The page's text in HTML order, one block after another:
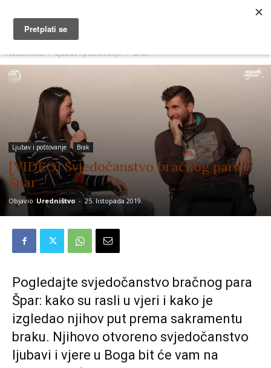
MUŽEVNI BUDITE
Naslovnica Ljubav i poštovanje Brak
Ljubav i poštovanje Brak
[VIDEO] Svjedočanstvo bračnog para
Špar
Objavio Uredništvo - 25. listopada 2019.
Pogledajte svjedočanstvo bračnog para
Špar: kako su rasli u vjeri i kako je
izgledao njihov put prema sakramentu
braku. Njihovo otvoreno svjedočanstvo
ljubavi i vjere u Boga bit će vam na